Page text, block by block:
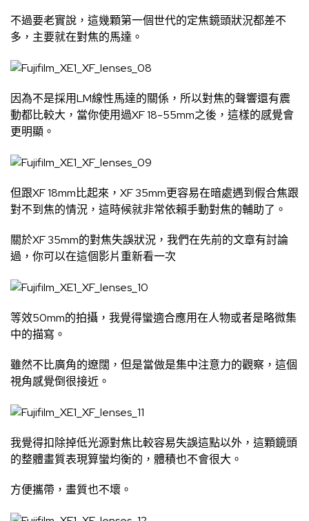
不過要老實說，這幾顆第一個世代的定焦鏡頭狀況都差不
多，主要就在對焦的馬達。
因為不是採用LM線性馬達的關係，所以對焦的聲響還有震
動都比較大，當你使用過XF 18-55mm之後，這樣的感覺會
更明顯。
但跟XF 18mm比起來，XF 35mm更容易在暗處遇到假合焦跟
對不到焦的情況，這時候就非常依賴手動對焦的輔助了。
關於XF 35mm的對焦失誤狀況，我們在先前的文章有討論
過，你可以在這個影片重新看一次
等效50mm的拍攝，我覺得蠻適合應用在人物或者是略微集
中的描寫。
雖然不比廣角的遼闊，但是當做是集中注意力的觀察，這個
視角感覺倒很接近。
我覺得扣除掉低光源對焦比較容易失誤這點以外，這顆鏡頭
的整體畫質表現算蠻均衡的，體積也不會很大。
方便攜帶，畫質也不壞。